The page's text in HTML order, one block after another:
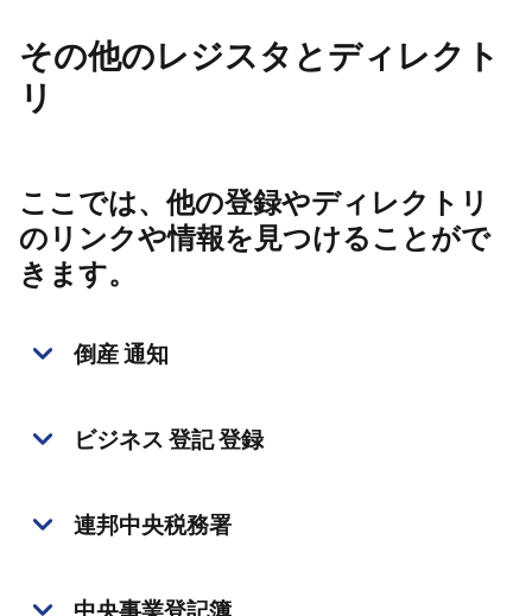
その他のレジスタとディレクト
リ
ここでは、他の登録やディレクトリ
のリンクや情報を見つけることがで
きます。
倒産 通知
ビジネス 登記 登録
連邦中央税務署
中央事業登記簿